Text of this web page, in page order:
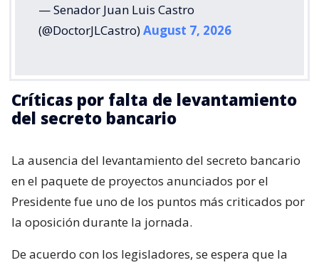
— Senador Juan Luis Castro
(@DoctorJLCastro)August 7, 2026
Críticas por falta de levantamiento
del secreto bancario
La ausencia del levantamiento del secreto bancario
en el paquete de proyectos anunciados por el
Presidente fue uno de los puntos más criticados por
la oposición durante la jornada.
De acuerdo con los legisladores, se espera que la